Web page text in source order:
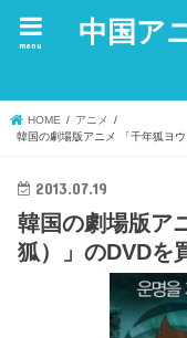
中国ア
menu
HOME
アニメ
韓国の劇場版アニメ 「千年狐ヨ
2013.07.19
韓国の劇場版ア
狐）」のDVDを